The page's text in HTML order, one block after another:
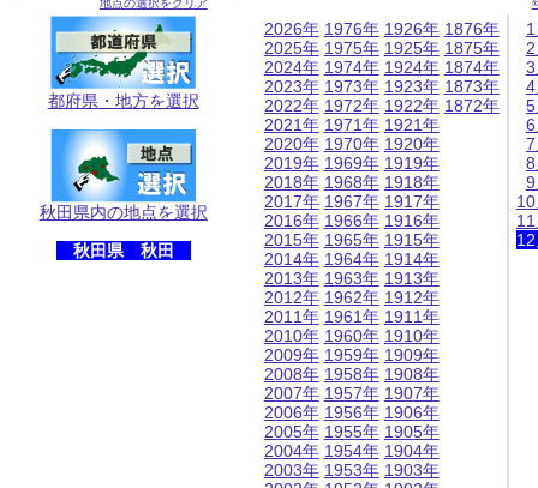
地点の選択をクリア
都府県・地方を選択
秋田県内の地点を選択
秋田県 秋田
2026年
2025年
2024年
2023年
2022年
2021年
2020年
2019年
2018年
2017年
2016年
2015年
2014年
2013年
2012年
2011年
2010年
2009年
2008年
2007年
2006年
2005年
2004年
2003年
1976年
1975年
1974年
1973年
1972年
1971年
1970年
1969年
1968年
1967年
1966年
1965年
1964年
1963年
1962年
1961年
1960年
1959年
1958年
1957年
1956年
1955年
1954年
1953年
1926年
1925年
1924年
1923年
1922年
1921年
1920年
1919年
1918年
1917年
1916年
1915年
1914年
1913年
1912年
1911年
1910年
1909年
1908年
1907年
1906年
1905年
1904年
1903年
1876年
1875年
1874年
1873年
1872年